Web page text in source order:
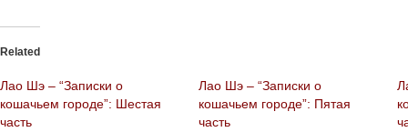
Related
Лао Шэ – “Записки о
кошачьем городе”: Шестая
часть
Лао Шэ – “Записки о
кошачьем городе”: Пятая
часть